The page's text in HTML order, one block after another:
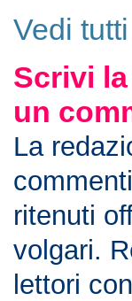
Vedi
Scrivi
un
La
ritenuti
volgari.
lettori